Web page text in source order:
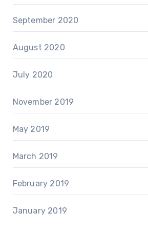
September 2020
August 2020
July 2020
November 2019
May 2019
March 2019
February 2019
January 2019